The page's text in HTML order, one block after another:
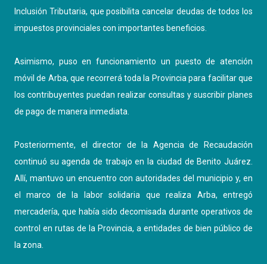
Inclusión Tributaria, que posibilita cancelar deudas de todos los
impuestos provinciales con importantes beneficios.
Asimismo, puso en funcionamiento un puesto de atención
móvil de Arba, que recorrerá toda la Provincia para facilitar que
los contribuyentes puedan realizar consultas y suscribir planes
de pago de manera inmediata.
Posteriormente, el director de la Agencia de Recaudación
continuó su agenda de trabajo en la ciudad de Benito Juárez.
Allí, mantuvo un encuentro con autoridades del municipio y, en
el marco de la labor solidaria que realiza Arba, entregó
mercadería, que había sido decomisada durante operativos de
control en rutas de la Provincia, a entidades de bien público de
la zona.